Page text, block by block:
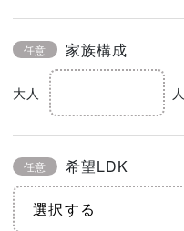
任意 家族構成
大人 人
任意 希望LDK